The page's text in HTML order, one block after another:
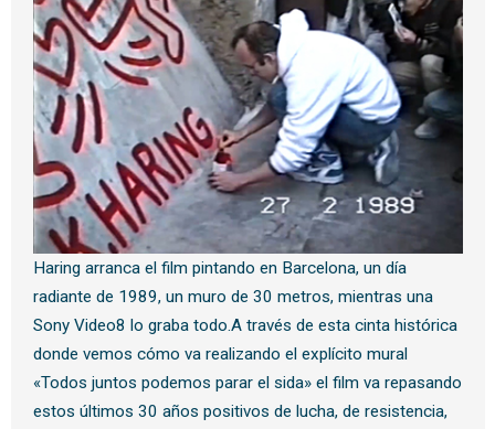
Haring arranca el film pintando en Barcelona, un día
radiante de 1989, un muro de 30 metros, mientras una
Sony Video8 lo graba todo.A través de esta cinta histórica
donde vemos cómo va realizando el explícito mural
«Todos juntos podemos parar el sida» el film va repasando
estos últimos 30 años positivos de lucha, de resistencia,